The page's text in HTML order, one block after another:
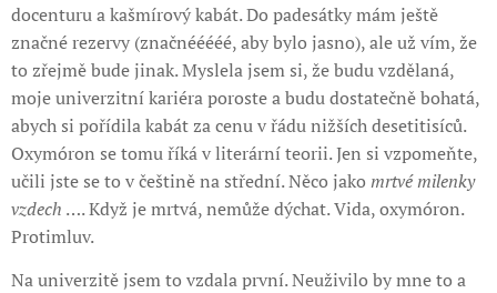
docenturu a kašmírový kabát. Do padesátky mám ještě
značné rezervy (značnééééé, aby bylo jasno), ale už vím, že
to zřejmě bude jinak. Myslela jsem si, že budu vzdělaná,
moje univerzitní kariéra poroste a budu dostatečně bohatá,
abych si pořídila kabát za cenu v řádu nižších desetitisíců.
Oxymóron se tomu říká v literární teorii. Jen si vzpomeňte,
učili jste se to v češtině na střední. Něco jako mrtvé milenky
vzdech …. Když je mrtvá, nemůže dýchat. Vida, oxymóron.
Protimluv.
Na univerzitě jsem to vzdala první. Neuživilo by mne to a